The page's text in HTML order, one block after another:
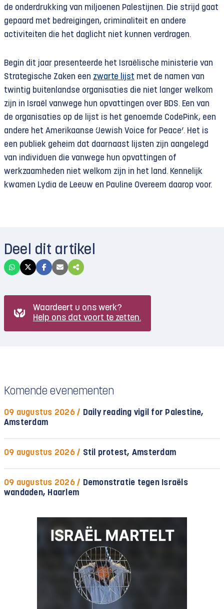
de onderdrukking van miljoenen Palestijnen. Die strijd gaat
gepaard met bedreigingen, criminaliteit en andere
activiteiten die het daglicht niet kunnen verdragen.
Begin dit jaar presenteerde het Israëlische ministerie van
Strategische Zaken een zwarte lijst met de namen van
twintig buitenlandse organisaties die niet langer welkom
zijn in Israël vanwege hun opvattingen over BDS. Een van
de organisaties op de lijst is het genoemde CodePink, een
andere het Amerikaanse ‘Jewish Voice for Peace’. Het is
een publiek geheim dat daarnaast lijsten zijn aangelegd
van individuen die vanwege hun opvattingen of
werkzaamheden niet welkom zijn in het land. Kennelijk
kwamen Lydia de Leeuw en Pauline Overeem daarop voor.
Deel dit artikel
Waardeert u ons werk?
Help ons dat voort te zetten.
Komende evenementen
09 augustus 2026 / Daily reading vigil for Palestine,
Amsterdam
09 augustus 2026 / Stil protest, Amsterdam
09 augustus 2026 / Demonstratie tegen Israëls
wandaden, Haarlem